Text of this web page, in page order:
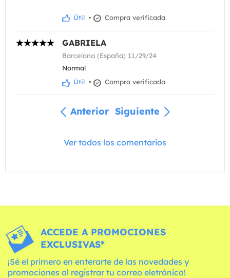
Útil • Compra verificada
GABRIELA
Barcelona (España) 11/29/24
Normal
Útil • Compra verificada
Anterior Siguiente
Ver todos los comentarios
ACCEDE A PROMOCIONES
EXCLUSIVAS*
¡Sé el primero en enterarte de las novedades y
promociones al registrar tu correo eletrónico!